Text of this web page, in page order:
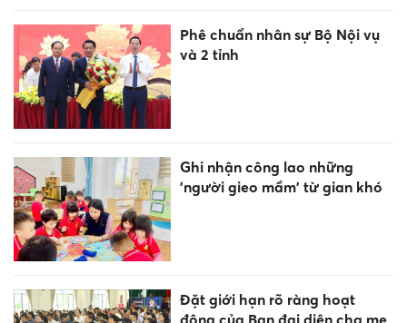
Phê chuẩn nhân sự Bộ Nội vụ
và 2 tỉnh
Ghi nhận công lao những
'người gieo mầm' từ gian khó
Đặt giới hạn rõ ràng hoạt